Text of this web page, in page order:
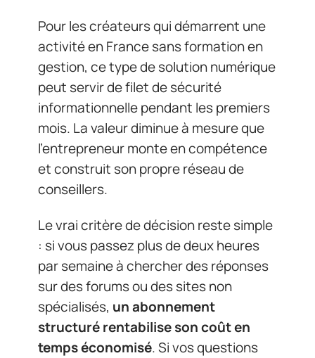
Pour les créateurs qui démarrent une
activité en France sans formation en
gestion, ce type de solution numérique
peut servir de filet de sécurité
informationnelle pendant les premiers
mois. La valeur diminue à mesure que
l’entrepreneur monte en compétence
et construit son propre réseau de
conseillers.
Le vrai critère de décision reste simple
: si vous passez plus de deux heures
par semaine à chercher des réponses
sur des forums ou des sites non
spécialisés, un abonnement
structuré rentabilise son coût en
temps économisé. Si vos questions